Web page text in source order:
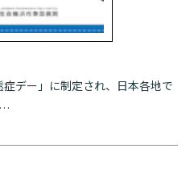
デー」に制定され、日本各地で